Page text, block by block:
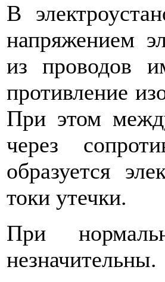
В
напряжением
из проводов
противление
При этом
через
образуется
токи утечки.
При
незначительны.